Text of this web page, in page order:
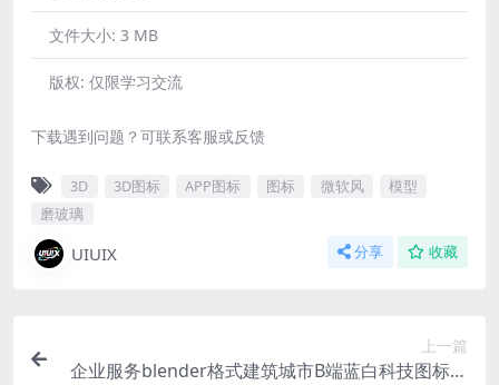
文件大小: 3 MB
版权: 仅限学习交流
下载遇到问题？可联系客服或反馈
3D 3D图标 APP图标 图标 微软风
模型
磨玻璃
UIUIX 分享 收藏
上一篇
企业服务blender格式建筑城市B端蓝白科技图标立